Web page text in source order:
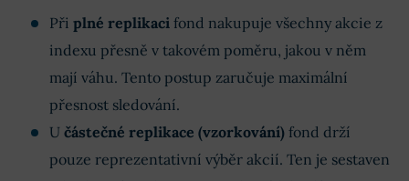
Při plné replikaci fond nakupuje všechny akcie z
indexu přesně v takovém poměru, jakou v něm
mají váhu. Tento postup zaručuje maximální
přesnost sledování.
U částečné replikace (vzorkování) fond drží
pouze reprezentativní výběr akcií. Ten je sestaven